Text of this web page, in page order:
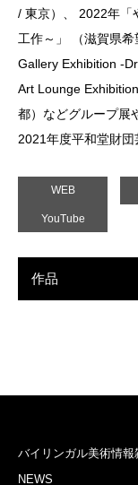
/ 東京）、 2022年
工作～」 （滋賀県
Gallery Exhibition -
Art Lounge
都）などグループ展
2021年度平和堂財団
WEB
YouTube
作品
バイリンガル美術情報
NEWS